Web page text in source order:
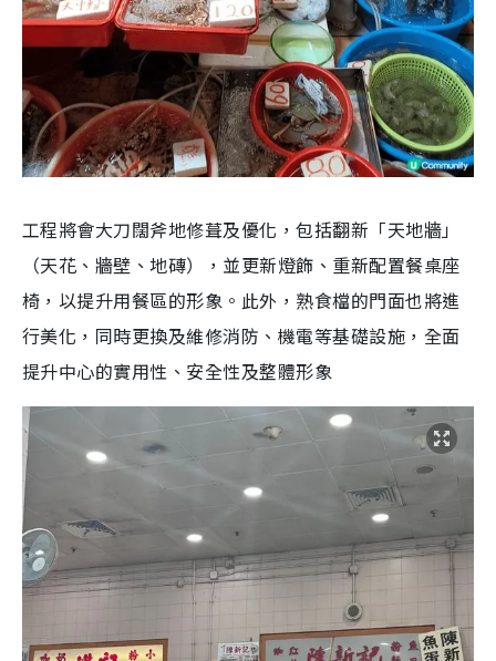
工程將會大刀闊斧地修葺及優化，包括翻新「天地牆」
（天花、牆壁、地磚），並更新燈飾、重新配置餐桌座
椅，以提升用餐區的形象。此外，熟食檔的門面也將進
行美化，同時更換及維修消防、機電等基礎設施，全面
提升中心的實用性、安全性及整體形象